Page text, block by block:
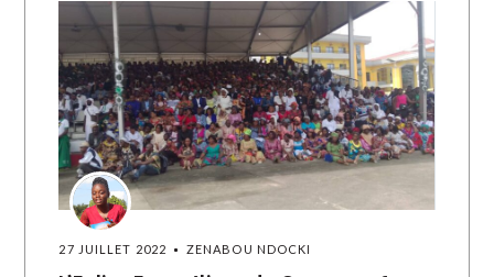
27 JUILLET 2022 ZENABOU NDOCKI